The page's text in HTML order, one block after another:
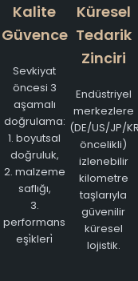
Kalite
Güvence
Sevkiyat
öncesi 3
aşamalı
doğrulama:
1. boyutsal
doğruluk,
2. malzeme
saflığı,
3.
performans
eşi̇kleri̇
Küresel
Tedarik
Zinciri
Endüstriyel
merkezlere
(DE/US/JP/
öncelikli)
izlenebilir
kilometre
taşlarıyla
güvenilir
küresel
lojistik.